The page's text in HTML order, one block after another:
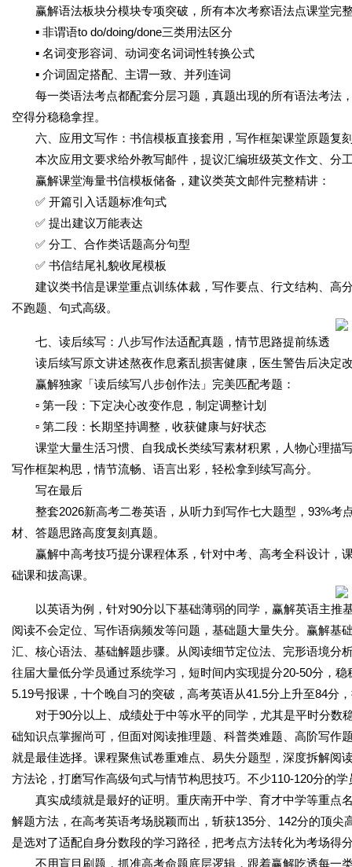
赢解语法板块分模块专项突破，所有本次考察语法点课堂完
▪️ 非谓语to do/doing/done三类用法区分
▪️ 名词变形容词、动词变名词词性转换公式
▪️ 介词固定搭配、主谓一致、并列连词
每一类语法考点都配套分层习题，真题出现的所有语法考法
空得分稳稳拿捏。
六、应用文写作：书信模板直接套用，写作框架课堂原题复
本次应用文要求给外教写邮件，提议汇编班级英文作文、分
赢解课堂海量书信模板储备，建议类英文邮件完整精讲：
✅ 开篇引入话题标准句式
✅ 提出建议万能表达
✅ 分工、合作类话题高分句型
✅ 书信结尾礼貌收尾模板
建议类书信是课堂重点训练体裁，写作要点、行文结构、高
不跑题、句式高级。
七、读后续写：八步写作法适配真题，情节思路提前练透
读后续写原文讲述熬夜作息紊乱损害健康，医生警告后决定
赢解独家「读后续写八步创作法」完美匹配考题：
▫️ 第一段：下定决心改变作息，制定调整计划
▫️ 第二段：长期坚持调整，收获健康与好状态
课堂大量生活习惯、自我成长类续写素材积累，人物心理描
写作框架构思，情节流畅、语言出彩，轻松拿到续写高分。
写在最后
整套2026新高考二卷英语，从听力到写作七大题型，93%
材、答题思路高度复刻真题。
赢解中高考技巧提分课程体系，针对中考、高考全科设计，
础课和拔高课。
以英语为例，针对90分以下基础薄弱的同学，赢解英语主
阅读不会定位、写作语病频发等问题，基础题大量失分。赢解
汇、核心语法、基础解题步骤。从阅读细节定位法、完形语境分
往届大量低分学员通过系统学习，短时间内实现提分20-50分，
5.19号报课，十个晚自习的突破，高考英语从41.5分上升至84分
对于90分以上、成绩处于中等水平的同学，尤其是平时分
础知识点掌握尚可，但面对阅读推理题、科普类难题、高阶写作
就是最佳选择。课程聚焦试卷重难点、易失分题型，深度拆解阅
方法论，打磨写作高级句式与情节构思技巧。不少110-120分的
真实成绩就是最好的证明。重庆南开中学、育才中学等重点
解题方法，在高考英语考场脱颖而出，斩获135分、142分的顶
是选对了适配自身分数段的学习路径，把考点方法转化为考场得
不用盲目刷题，抓准高考命题底层逻辑，跟着赢解吃透每一